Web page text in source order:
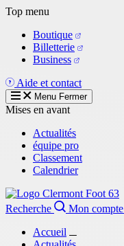
Aller
contenu
principal
Top menu
Boutique
Billetterie
Business
Aide et contact
Menu Fermer
Mises en avant
Actualités
équipe pro
Classement
Calendrier
Recherche
Mon compte
Accueil